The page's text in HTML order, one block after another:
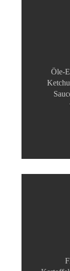
Öle-